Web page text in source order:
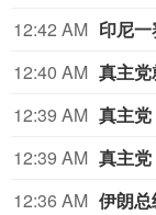
12:42 AM 印尼
12:40 AM
12:39 AM
12:39 AM
12:36 AM